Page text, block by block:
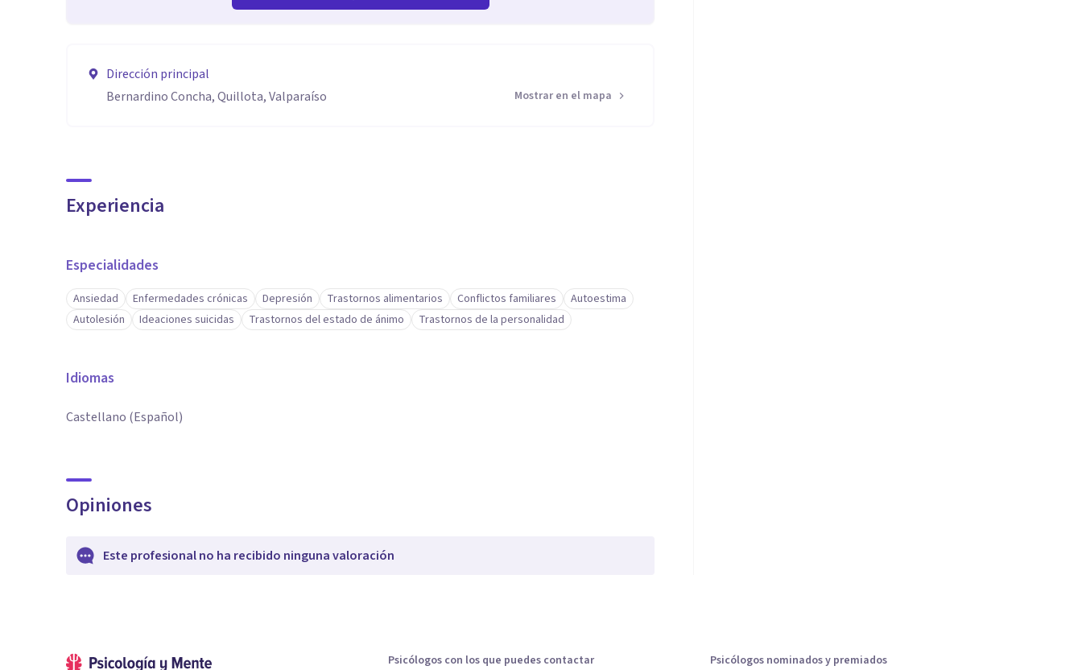
Dirección principal
Bernardino Concha, Quillota, Valparaíso
Mostrar en el mapa
Experiencia
Especialidades
Ansiedad Enfermedades crónicas Depresión Trastornos alimentarios Conflictos familiares
Autoestima
Autolesión
Ideaciones suicidas Trastornos del estado de ánimo Trastornos de la personalidad
Idiomas
Castellano (Español)
Opiniones
Este profesional no ha recibido ninguna valoración
Psicólogos con los que puedes contactar Psicólogos nominados y premiados